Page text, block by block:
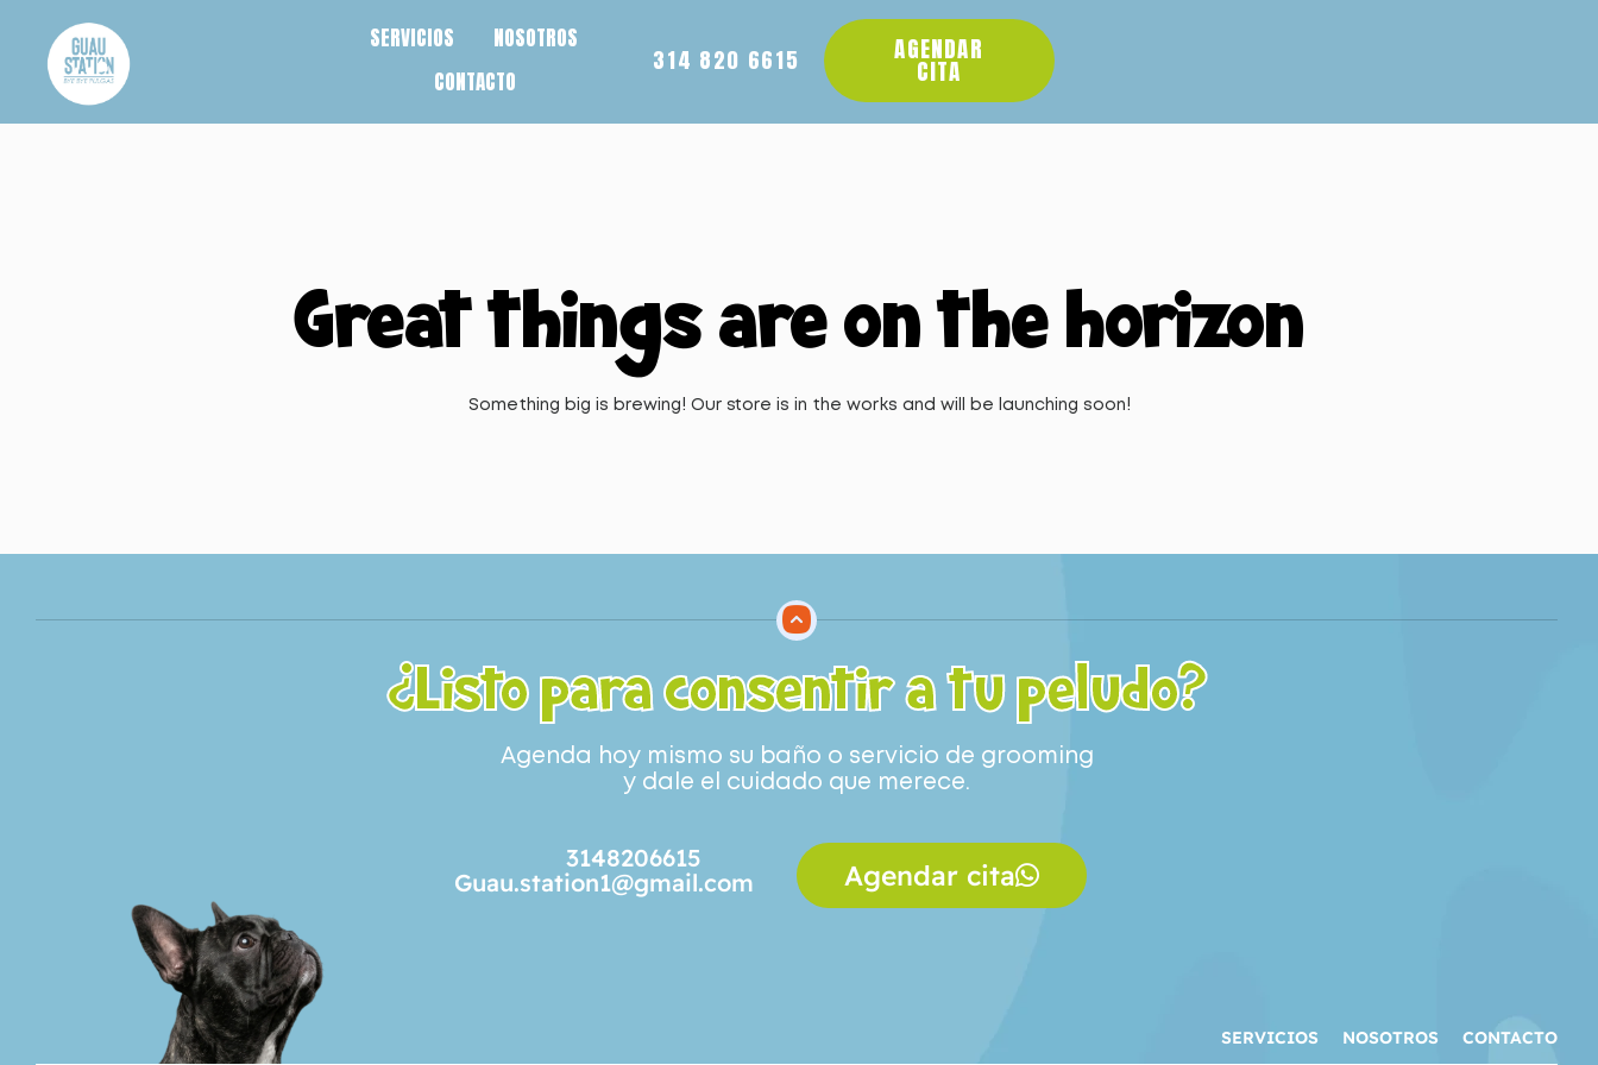
SERVICIOS
NOSOTROS
CONTACTO
314 820 6615 AGENDAR
CITA
Great things are on the horizon
Something big is brewing! Our store is in the works and will be launching soon!
¿Listo para consentir a tu peludo?
Agenda hoy mismo su baño o servicio de grooming
y dale el cuidado que merece.
3148206615
Guau.station1@gmail.com
Agendar cita
NOSOTROS CONTACTO SERVICIOS NOSOTROS CONTACTO